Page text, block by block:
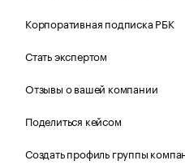
Корпоративная подписка РБК
Стать экспертом
Отзывы о вашей компании
Поделиться кейсом
Создать профиль группы